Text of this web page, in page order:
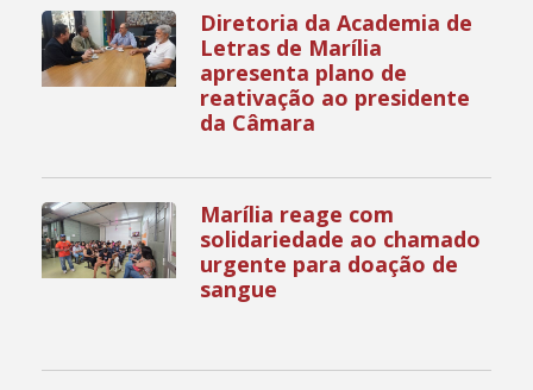
Diretoria da Academia de
Letras de Marília
apresenta plano de
reativação ao presidente
da Câmara
Marília reage com
solidariedade ao chamado
urgente para doação de
sangue